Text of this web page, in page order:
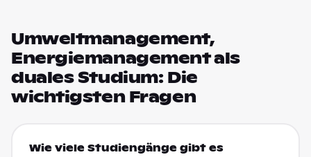
Umweltmanagement,
Energiemanagement als
duales Studium: Die
wichtigsten Fragen
Wie viele Studiengänge gibt es